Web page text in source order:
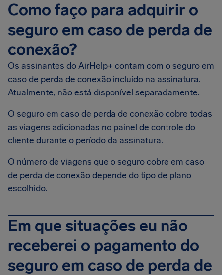
Como faço para adquirir o
seguro em caso de perda de
conexão?
Os assinantes do AirHelp+ contam com o seguro em
caso de perda de conexão incluído na assinatura.
Atualmente, não está disponível separadamente.
O seguro em caso de perda de conexão cobre todas
as viagens adicionadas no painel de controle do
cliente durante o período da assinatura.
O número de viagens que o seguro cobre em caso
de perda de conexão depende do tipo de plano
escolhido.
Em que situações eu não
receberei o pagamento do
seguro em caso de perda de